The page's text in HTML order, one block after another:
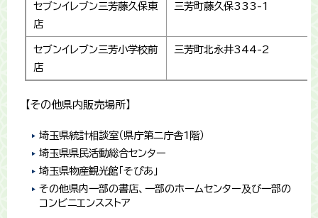
セブンイレブン三芳藤久保東
店
三芳町藤久保333-1
セブンイレブン三芳小学校前
店
三芳町北永井344-2
【その他県内販売場所】
埼玉県統計相談室（県庁第二庁舎1階）
埼玉県県民活動総合センター
埼玉県物産観光館「そぴあ」
その他県内一部の書店、一部のホームセンター及び一部の
コンビニエンスストア